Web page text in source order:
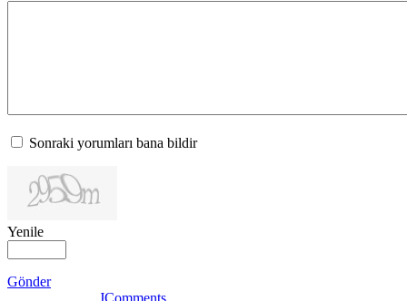
Sonraki yorumları bana bildir
Yenile
Gönder
JComments